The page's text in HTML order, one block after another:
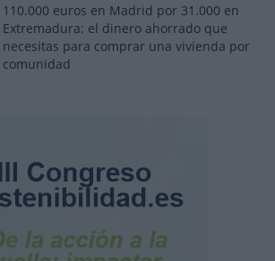
110.000 euros en Madrid por 31.000 en
Extremadura: el dinero ahorrado que
necesitas para comprar una vivienda por
comunidad